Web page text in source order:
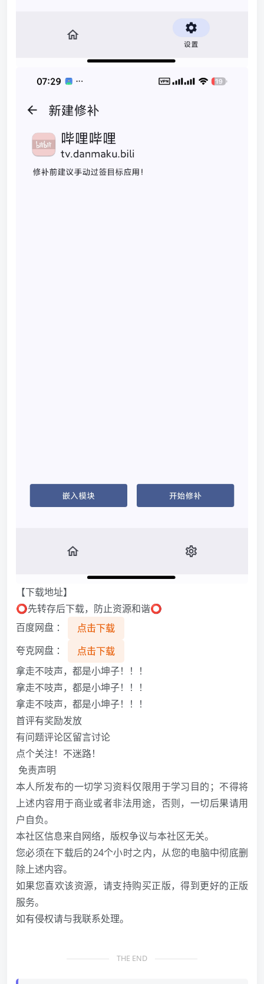
【下载地址】
⭕先转存后下载，防止资源和谐⭕
百度网盘 ：
点击下载
夸克网盘 ：
点击下载
拿走不吱声，都是小坤子！！！
拿走不吱声，都是小坤子！！！
拿走不吱声，都是小坤子！！！
️首评有奖励发放️
️有问题评论区留言讨论️
️点个关注！不迷路！️
️ 免责声明
本人所发布的一切学习资料仅限用于学习目的；不得将
上述内容用于商业或者非法用途，否则，一切后果请用
户自负。
本社区信息来自网络，版权争议与本社区无关。
您必须在下载后的24个小时之内，从您的电脑中彻底删
除上述内容。
如果您喜欢该资源，请支持购买正版，得到更好的正版
服务。
如有侵权请与我联系处理。
THE END